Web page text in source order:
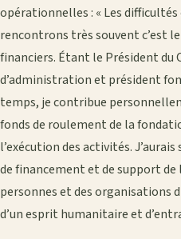
opérationnelles : « Les difficultés
rencontrons très souvent c’est
financiers. Étant le Président du
d’administration et président
temps, je contribue
fonds de roulement de la
l’exécution des activités.
de financement et de support de
personnes et des organisations
d’un esprit humanitaire et